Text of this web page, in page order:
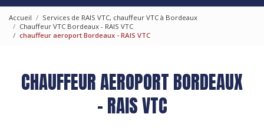
Accueil
Services de RAIS VTC, chauffeur VTC à Bordeaux
Chauffeur VTC Bordeaux - RAIS VTC
chauffeur aeroport Bordeaux - RAIS VTC
CHAUFFEUR AEROPORT BORDEAUX
- RAIS VTC